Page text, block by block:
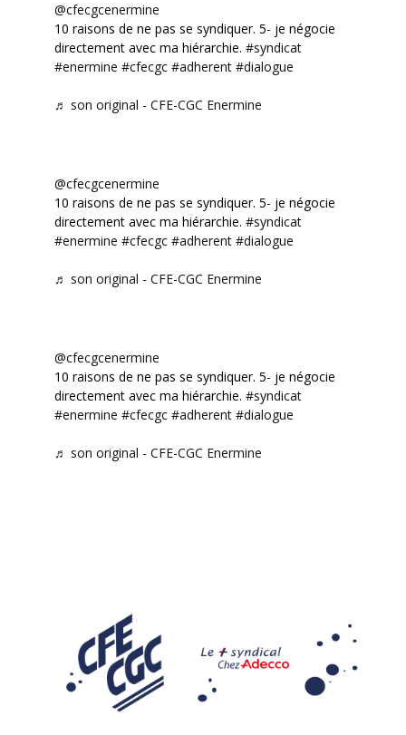
@cfecgcenermine
10 raisons de ne pas se syndiquer. 5- je négocie
directement avec ma hiérarchie. #syndicat
#enermine #cfecgc #adherent #dialogue
♬ son original - CFE-CGC Enermine
@cfecgcenermine
10 raisons de ne pas se syndiquer. 5- je négocie
directement avec ma hiérarchie. #syndicat
#enermine #cfecgc #adherent #dialogue
♬ son original - CFE-CGC Enermine
@cfecgcenermine
10 raisons de ne pas se syndiquer. 5- je négocie
directement avec ma hiérarchie. #syndicat
#enermine #cfecgc #adherent #dialogue
♬ son original - CFE-CGC Enermine